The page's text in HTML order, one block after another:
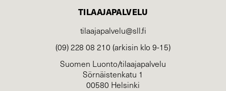
TILAAJAPALVELU
tilaajapalvelu@sll.fi
(09) 228 08 210 (arkisin klo 9-15)
Suomen Luonto/tilaajapalvelu
Sörnäistenkatu 1
00580 Helsinki